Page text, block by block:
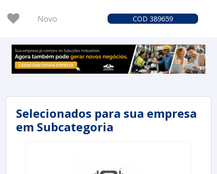
Novo COD 389659
Selecionados para sua empresa
em Subcategoria